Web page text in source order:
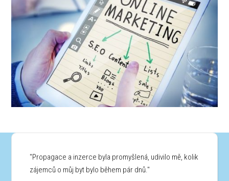
"Propagace a inzerce byla promyšlená, udivilo mě, kolik
zájemců o můj byt bylo během pár dnů."